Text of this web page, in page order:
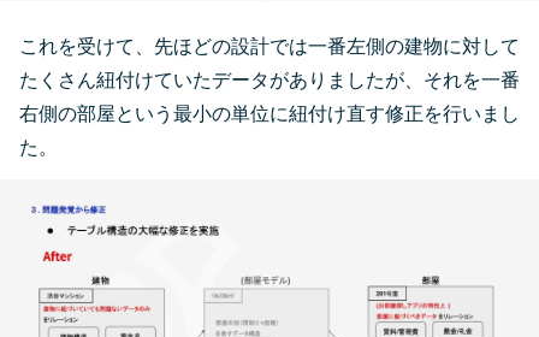
これを受けて、先ほどの設計では一番左側の建物に対して
たくさん紐付けていたデータがありましたが、それを一番
右側の部屋という最小の単位に紐付け直す修正を行いまし
た。